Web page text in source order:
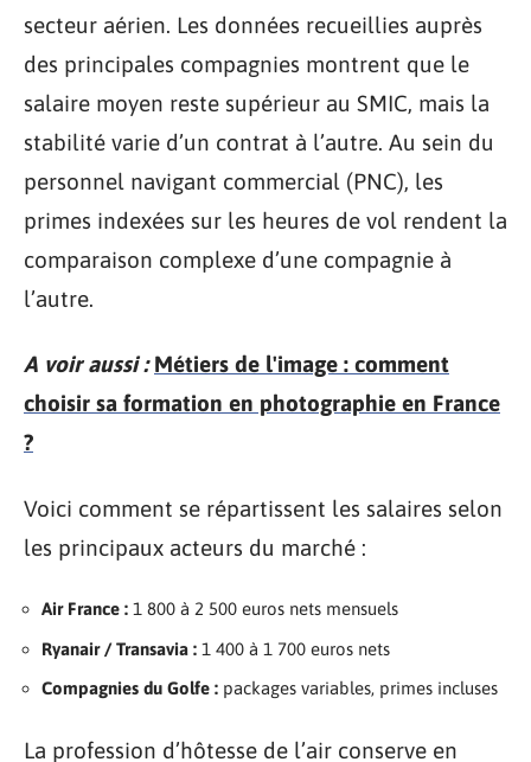
secteur aérien. Les données recueillies auprès
des principales compagnies montrent que le
salaire moyen reste supérieur au SMIC, mais la
stabilité varie d’un contrat à l’autre. Au sein du
personnel navigant commercial (PNC), les
primes indexées sur les heures de vol rendent la
comparaison complexe d’une compagnie à
l’autre.
A voir aussi : Métiers de l'image : comment
choisir sa formation en photographie en France
?
Voici comment se répartissent les salaires selon
les principaux acteurs du marché :
Air France : 1 800 à 2 500 euros nets mensuels
Ryanair / Transavia : 1 400 à 1 700 euros nets
Compagnies du Golfe : packages variables, primes incluses
La profession d’hôtesse de l’air conserve en